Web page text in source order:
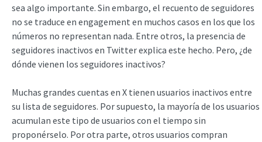
sea algo importante. Sin embargo, el recuento de seguidores
no se traduce en engagement en muchos casos en los que los
números no representan nada. Entre otros, la presencia de
seguidores inactivos en Twitter explica este hecho. Pero, ¿de
dónde vienen los seguidores inactivos?
Muchas grandes cuentas en X tienen usuarios inactivos entre
su lista de seguidores. Por supuesto, la mayoría de los usuarios
acumulan este tipo de usuarios con el tiempo sin
proponérselo. Por otra parte, otros usuarios compran